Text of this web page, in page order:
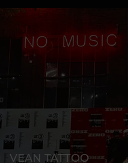
VEAN TATTOO